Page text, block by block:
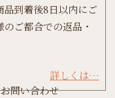
到着後8日以内にご
ご都合での返品・
詳しくは…
問い合わせ